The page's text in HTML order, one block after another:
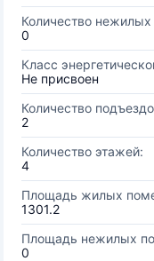
Количество
0
Класс
Не присвоен
Количество
2
Количество этажей:
4
Площадь жилых
1301.2
Площадь нежилых
0